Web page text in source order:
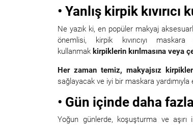
• Yanlış kirpik
Ne yazık ki, en popüler makyaj
önemlisi, kirpik kıvırıcıyı
kullanmak kirpiklerin kırılmasına veya
Her zaman temiz, makyajsız
sağlayacak ve iyi bir maskara
• Gün içinde daha
Yoğun günlerde, koşuşturma ve aşırı